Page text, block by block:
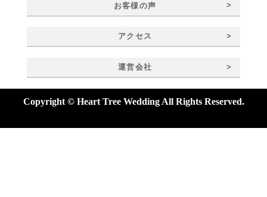
お客様の声 >
アクセス >
運営会社 >
Copyright © Heart Tree Wedding All Rights Reserved.